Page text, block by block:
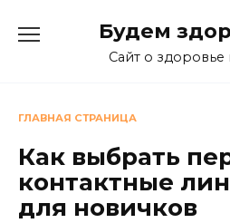
Будем
Сайт о здоровье
ГЛАВНАЯ СТРАНИЦА
Как выбрать
контактные
для новичков